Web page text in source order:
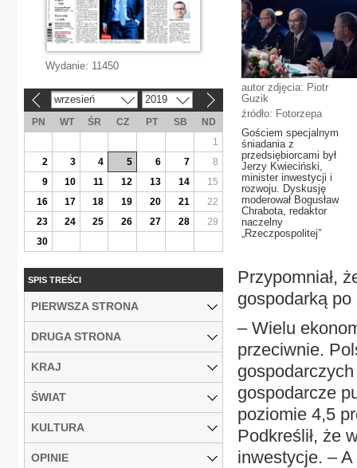
autor zdjęcia: Piotr
Guzik
źródło: Fotorzepa
Gościem specjalnym
śniadania z
przedsiębiorcami był
Jerzy Kwieciński,
minister inwestycji i
rozwoju. Dyskusję
moderował Bogusław
Chrabota, redaktor
naczelny
„Rzeczpospolitej”
Przypomniał,
gospodarką
– Wielu
przeciwnie.
gospodarcze
poziomie 4,5
Podkreślił, że
inwestycje. –
Wydanie: 11450
wrzesień 2019
PN WT ŚR CZ PT SB
ND
1
2
3 4 5 6 7
8
9
10 11 12 13 14
15
16
17 18 19 20 21
22
23
24 25 26 27 28
29
30
SPIS TREŚCI
PIERWSZA STRONA
DRUGA STRONA
KRAJ
ŚWIAT
KULTURA
OPINIE